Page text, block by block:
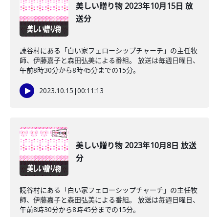
美しい贈り物 2023年10月15日 放
送分
読谷村にある「白い家フェローシップチャーチ」の主任牧
師、伊藤嘉子と森田弘美による番組。 放送は毎週日曜日、
午前8時30分から8時45分までの15分。
2023.10.15 |00:11:13
美しい贈り物 2023年10月8日 放送
分
読谷村にある「白い家フェローシップチャーチ」の主任牧
師、伊藤嘉子と森田弘美による番組。 放送は毎週日曜日、
午前8時30分から8時45分までの15分。